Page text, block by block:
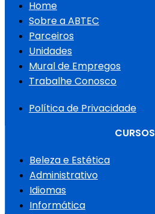
Home
Sobre a ABTEC
Parceiros
Unidades
Mural de Empregos
Trabalhe Conosco
Política de Privacidade
CURSOS
Beleza e Estética
Administrativo
Idiomas
Informática